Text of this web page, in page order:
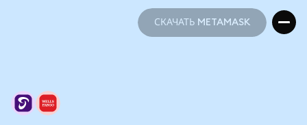
СКАЧАТЬ METAMASK